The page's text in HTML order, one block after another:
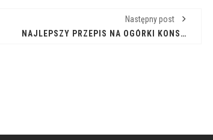
Następny post
NAJLEPSZY PRZEPIS NA OGÓRKI KONSERWOWE JAK U BABCI